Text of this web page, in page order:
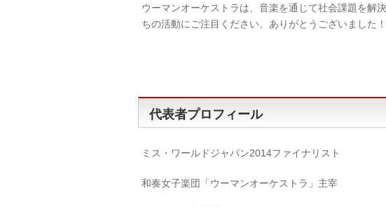
ウーマンオーケストラは、音楽を通じて社会課題を解
ちの活動にご注目ください。ありがとうございました！
代表者プロフィール
ミス・ワールドジャパン2014ファイナリスト
和奏女子楽団「ウーマンオーケストラ」主宰